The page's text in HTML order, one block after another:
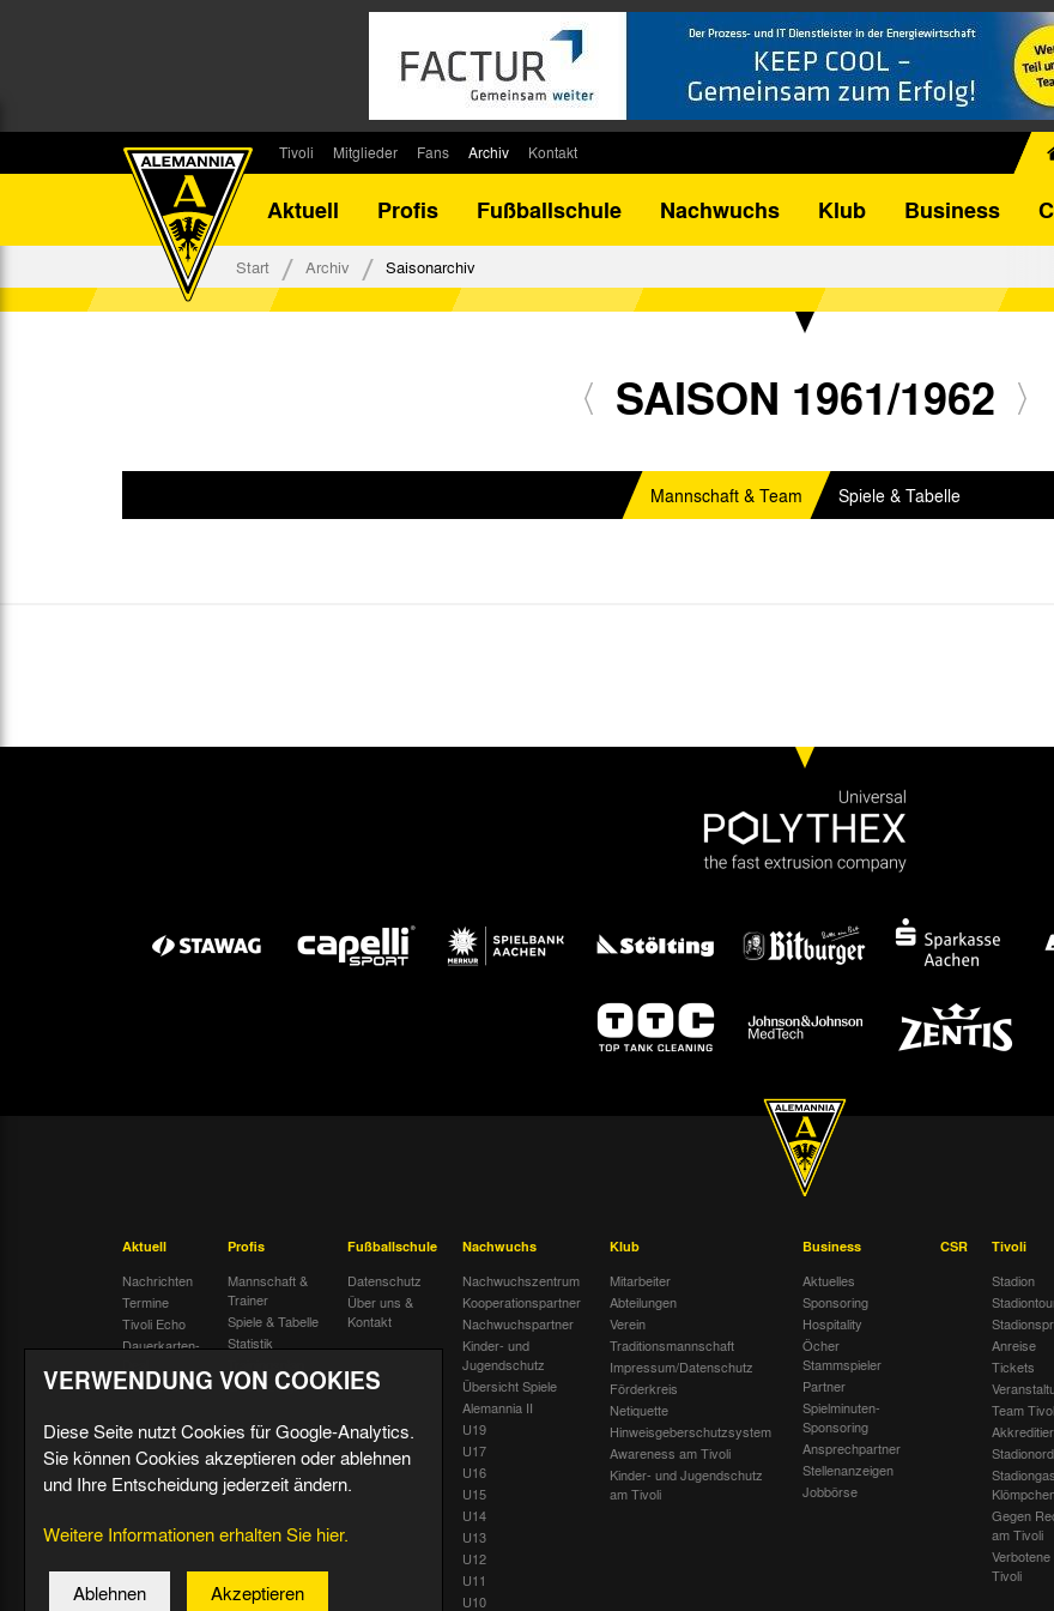
Tivoli
Stadionsprecher
Stadiongaststätte Klömpchensklub
Mitglieder
Kontakt
Fans
Fanbeirat
Fan-Klubs
Archiv
Bilanz DFB-Pokal
Kontakt
Aktuell
Profis Fußballschule Nachwuchs Klub Business
Start Archiv Saisonarchiv
SAISON 1961/1962
Mannschaft & Team Spiele & Tabelle
Aktuell
Nachrichten
Termine
Tivoli Echo
Dauerkarten-
Radiostream
Profis
Mannschaft &
Trainer
Spiele & Tabelle
Statistik
Geburtstage
Fußballschule
Datenschutz
Über uns &
Kontakt
Nachwuchs
Nachwuchszentrum
Kooperationspartner
Nachwuchspartner
Kinder- und
Jugendschutz
Übersicht Spiele
Alemannia II
U19
U17
U16
U15
U14
U13
U12
U11
U10
Klub
Mitarbeiter
Abteilungen
Verein
Traditionsmannschaft
Impressum/Datenschutz
Förderkreis
Netiquette
Hinweisgeberschutzsystem
Awareness am Tivoli
Kinder- und Jugendschutz
am Tivoli
Business
Aktuelles
Sponsoring
Hospitality
Öcher
Stammspieler
Partner
Spielminuten-
Sponsoring
Ansprechpartner
Stellenanzeigen
Jobbörse
CSR
Tivoli
Stadion
Anreise
Tickets
Team
Gegen
am Tivoli
Tivoli
VERWENDUNG VON COOKIES
Diese Seite nutzt Cookies für Google-Analytics.
Sie können Cookies akzeptieren oder ablehnen
und Ihre Entscheidung jederzeit ändern.
Weitere Informationen erhalten Sie hier.
Ablehnen Akzeptieren